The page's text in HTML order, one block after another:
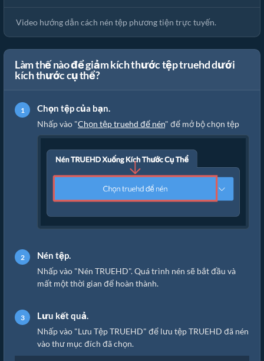
Video hướng dẫn cách nén tệp phương tiện trực tuyến.
Làm thế nào để giảm kích thước tệp truehd dưới
kích thước cụ thể?
Chọn tệp của bạn.
Nhấp vào "Chọn tệp truehd để nén" để mở bộ chọn tệp
Nén tệp.
Nhấp vào "Nén TRUEHD". Quá trình nén sẽ bắt đầu và
mất một thời gian để hoàn thành.
Lưu kết quả.
Nhấp vào "Lưu Tệp TRUEHD" để lưu tệp TRUEHD đã nén
vào thư mục đích đã chọn.